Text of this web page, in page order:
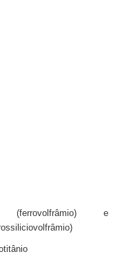
(ferrovolfrâmio) e